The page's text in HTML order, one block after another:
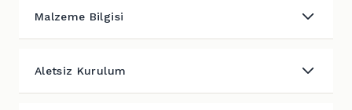
Malzeme Bilgisi
Aletsiz Kurulum